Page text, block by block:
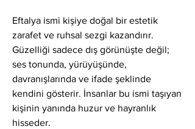
Eftalya ismi kişiye doğal bir estetik
zarafet ve ruhsal sezgi kazandırır.
Güzelliği sadece dış görünüşte değil;
ses tonunda, yürüyüşünde,
davranışlarında ve ifade şeklinde
kendini gösterir. İnsanlar bu ismi taşıyan
kişinin yanında huzur ve hayranlık
hisseder.